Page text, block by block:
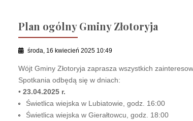
Plan ogólny Gminy Złotoryja
środa, 16 kwiecień 2025 10:49
Wójt Gminy Złotoryja zaprasza wszystkich
Spotkania odbędą się w dniach:
•23.04.2025 r.
Świetlica wiejska w Lubiatowie, godz. 16:00
Świetlica wiejska w Gierałtowcu, godz. 18:00